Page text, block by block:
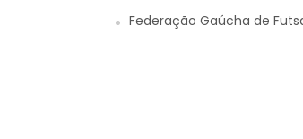
Federação Gaúcha de